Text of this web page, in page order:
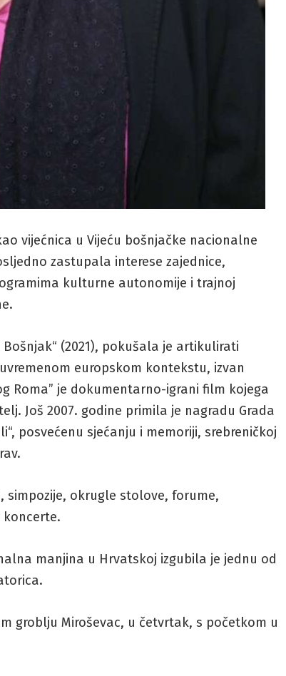
vijećnica u Vijeću bošnjačke nacionalne
zastupala interese zajednice,
kulturne autonomije i trajnoj
(2021), pokušala je artikulirati
europskom kontekstu, izvan
Roma” je dokumentarno-igrani film kojega
Još 2007. godine primila je nagradu Grada
posvećenu sjećanju i memoriji, srebreničkoj
simpozije, okrugle stolove, forume,
koncerte.
manjina u Hrvatskoj izgubila je jednu od
groblju Miroševac, u četvrtak, s početkom u